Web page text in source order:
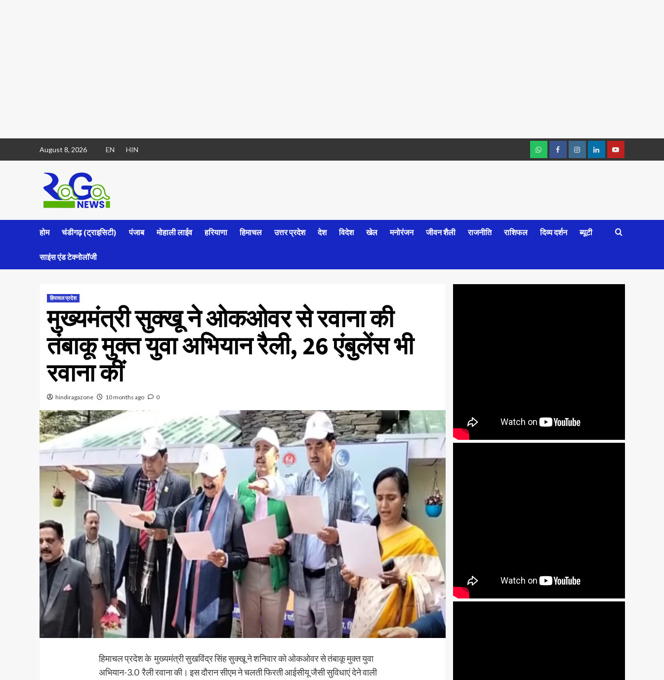
August 8, 2026 EN HIN
होम चंडीगढ़ (ट्राइसिटी) पंजाब मोहाली लाईव हरियाणा हिमाचल उत्तर प्रदेश देश विदेश खेल मनोरंजन जीवन शैली राजनीति राशिफल दिव्य दर्शन ब्यूटी
साइंस एंड टेक्नोलॉजी
हिमाचल प्रदेश
मुख्यमंत्री सुक्खू ने ओकओवर से रवाना की
तंबाकू मुक्त युवा अभियान रैली, 26 एंबुलेंस भी
रवाना कीं
hindiragazone 10 months ago 0
हिमाचल प्रदेश के मुख्यमंत्री सुखविंद्र सिंह सुक्खू ने शनिवार को ओकओवर से तंबाकू मुक्त युवा
अभियान-3.0 रैली रवाना की। इस दाैरान सीएम ने चलती फिरती आईसीयू जैसी सुविधाएं देने वाली